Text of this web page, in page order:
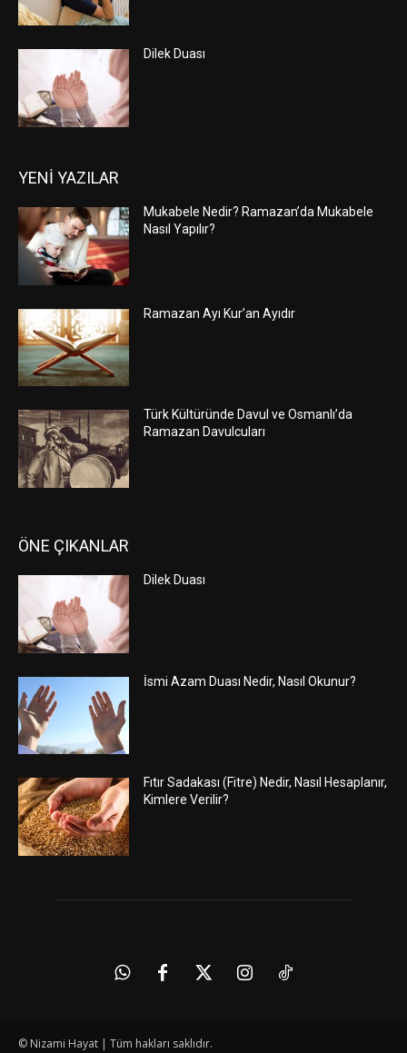
Dilek Duası
YENİ YAZILAR
Mukabele Nedir? Ramazan’da Mukabele
Nasıl Yapılır?
Ramazan Ayı Kur’an Ayıdır
Türk Kültüründe Davul ve Osmanlı’da
Ramazan Davulcuları
ÖNE ÇIKANLAR
Dilek Duası
İsmi Azam Duası Nedir, Nasıl Okunur?
Fıtır Sadakası (Fitre) Nedir, Nasıl Hesaplanır,
Kimlere Verilir?
© Nizami Hayat | Tüm hakları saklıdır.